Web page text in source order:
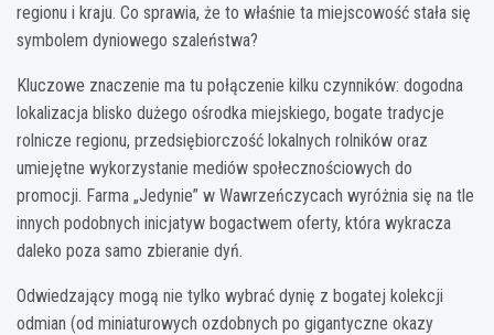
regionu i kraju. Co sprawia, że to właśnie ta miejscowość stała się
symbolem dyniowego szaleństwa?
Kluczowe znaczenie ma tu połączenie kilku czynników: dogodna
lokalizacja blisko dużego ośrodka miejskiego, bogate tradycje
rolnicze regionu, przedsiębiorczość lokalnych rolników oraz
umiejętne wykorzystanie mediów społecznościowych do
promocji. Farma „Jedynie” w Wawrzeńczycach wyróżnia się na tle
innych podobnych inicjatyw bogactwem oferty, która wykracza
daleko poza samo zbieranie dyń.
Odwiedzający mogą nie tylko wybrać dynię z bogatej kolekcji
odmian (od miniaturowych ozdobnych po gigantyczne okazy